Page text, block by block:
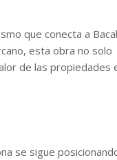
que conecta a
esta obra no solo
de las propiedades
se sigue